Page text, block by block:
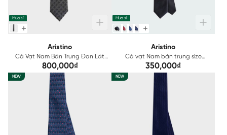
Mua sỉ
Aristino
Cà Vạt Nam Bản Trung Đan Lát
Aristino ATI002S0H2
800,000₫
Mua sỉ
Aristino
Cà vạt Nam bản trung size
6/3.8cm Aristino ATI08402
350,000₫
NEW NEW